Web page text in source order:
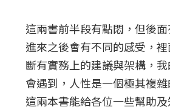
這兩書前半段有點悶，但後
進來之後會有不同的感受，
斷有實務上的建議與架構，
會遇到，人性是一個極其複
這兩本書能給各位一些幫助及